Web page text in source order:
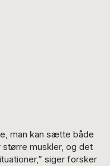
man kan sætte både
muskler, og det
siger forsker